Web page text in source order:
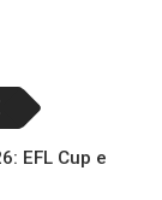
EFL Cup e